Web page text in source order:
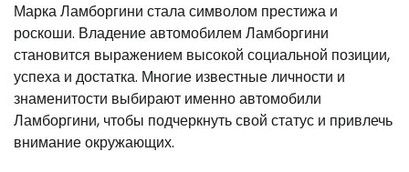
Марка Ламборгини стала символом престижа и
роскоши. Владение автомобилем Ламборгини
становится выражением высокой социальной позиции,
успеха и достатка. Многие известные личности и
знаменитости выбирают именно автомобили
Ламборгини, чтобы подчеркнуть свой статус и привлечь
внимание окружающих.